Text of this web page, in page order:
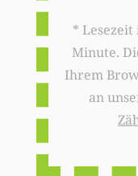
* Lesezeit
Minute.
Ihrem
an